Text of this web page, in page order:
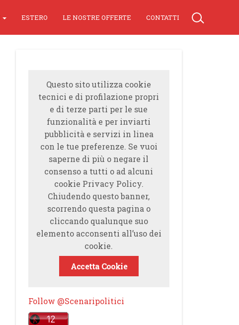
ESTERO LE NOSTRE OFFERTE CONTATTI
Questo sito utilizza cookie
tecnici e di profilazione propri
e di terze parti per le sue
funzionalità e per inviarti
pubblicità e servizi in linea
con le tue preferenze. Se vuoi
saperne di più o negare il
consenso a tutti o ad alcuni
cookie Privacy Policy.
Chiudendo questo banner,
scorrendo questa pagina o
cliccando qualunque suo
elemento acconsenti all’uso dei
cookie.
Accetta Cookie
Follow @Scenaripolitici